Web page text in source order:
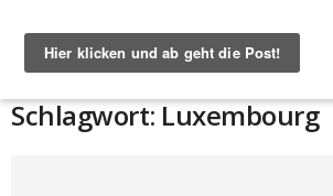
Schlagwort: Luxembourg